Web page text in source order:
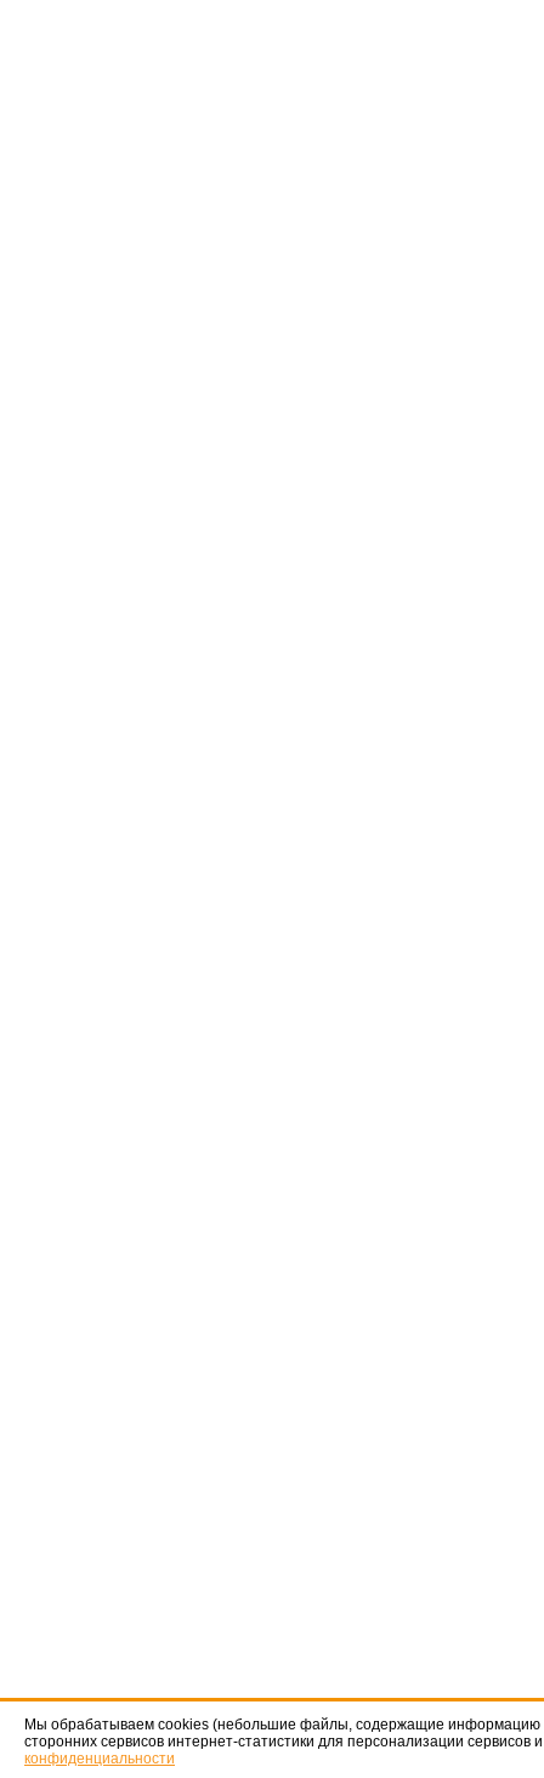
Мы обрабатываем cookies (небольшие файлы, содержащие информацию
сторонних сервисов интернет-статистики для персонализации
конфиденциальности